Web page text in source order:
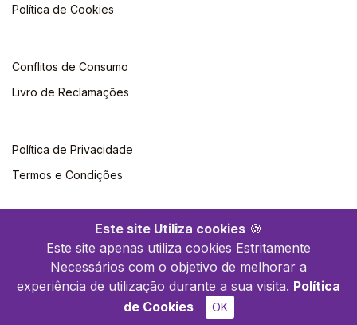
Este site Utiliza cookies 🍪
Este site apenas utiliza cookies Estritamente
Necessários com o objetivo de melhorar a
experiência de utilização durante a sua visita. Política
de Cookies
OK
Política de Cookies
Conflitos de Consumo
Livro de Reclamações
Política de Privacidade
Termos e Condições
©2026 Climepsi. Todos os direitos reservados